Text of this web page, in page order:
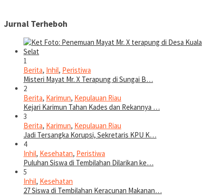
Jurnal Terheboh
1
Berita, Inhil, Peristiwa
Misteri Mayat Mr. X Terapung di Sungai B…
2
Berita, Karimun, Kepulauan Riau
Kejari Karimun Tahan Kades dan Rekannya …
3
Berita, Karimun, Kepulauan Riau
Jadi Tersangka Korupsi, Sekretaris KPU K…
4
Inhil, Kesehatan, Peristiwa
Puluhan Siswa di Tembilahan Dilarikan ke…
5
Inhil, Kesehatan
27 Siswa di Tembilahan Keracunan Makanan…